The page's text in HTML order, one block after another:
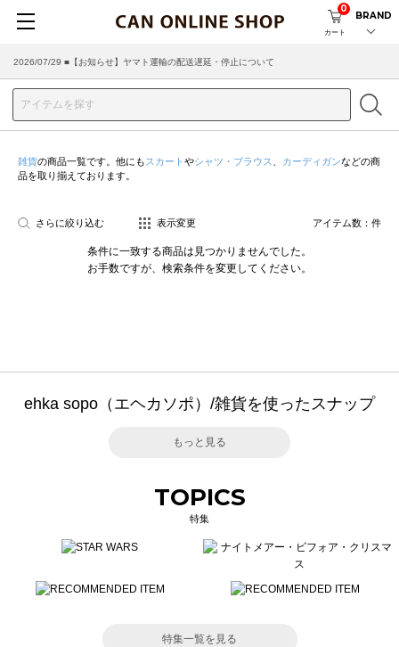
カート
0
BRAND
2026/07/29 ■【お知らせ】ヤマト運輸の配送遅延・停止について
雑貨の商品一覧です。他にも スカート やシャツ・ブラウス カーディガンなどの商
品を取り揃えております。
さらに絞り込む 表示変更 アイテム数： 件
条件に一致する商品は見つかりませんでした。
お手数ですが、検索条件を変更してください。
ehka sopo（エヘカソポ）/雑貨を使ったスナップ
もっと見る
TOPICS
特集
特集一覧を見る